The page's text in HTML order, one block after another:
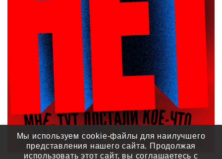
Мы используем cookie-файлы для наилучшего
представления нашего сайта. Продолжая
использовать этот сайт, вы соглашаетесь с